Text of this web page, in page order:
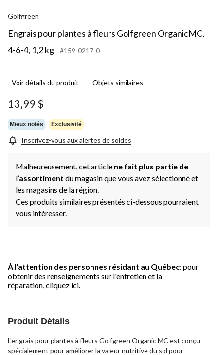
Golfgreen
Engrais pour plantes à fleurs Golfgreen OrganicMC,
4-6-4, 1,2 kg
#159-0217-0
Voir détails du produit Objets similaires
13,99 $
Mieux notés Exclusivité
Inscrivez-vous aux alertes de soldes
Malheureusement, cet article ne fait plus partie de
l’assortiment du magasin que vous avez sélectionné et
les magasins de la région.
Ces produits similaires présentés ci-dessous pourraient
vous intéresser.
À l'attention des personnes résidant au Québec: pour
obtenir des renseignements sur l'entretien et la
réparation, cliquez ici.
Produit Détails
L'engrais pour plantes à fleurs Golfgreen Organic MC est conçu
spécialement pour améliorer la valeur nutritive du sol pour